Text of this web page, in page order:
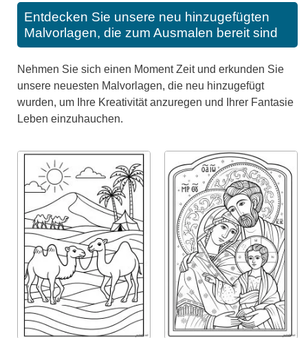
Entdecken Sie unsere neu hinzugefügten
Malvorlagen, die zum Ausmalen bereit sind
Nehmen Sie sich einen Moment Zeit und erkunden Sie
unsere neuesten Malvorlagen, die neu hinzugefügt
wurden, um Ihre Kreativität anzuregen und Ihrer Fantasie
Leben einzuhauchen.